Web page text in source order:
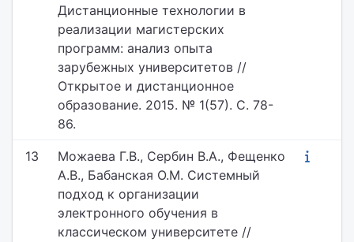
Дистанционные технологии в
реализации магистерских
программ: анализ опыта
зарубежных университетов //
Открытое и дистанционное
образование. 2015. № 1(57). С. 78-
86.
13
Можаева Г.В., Сербин В.А., Фещенко
А.В., Бабанская О.М. Системный
подход к организации
электронного обучения в
классическом университете //